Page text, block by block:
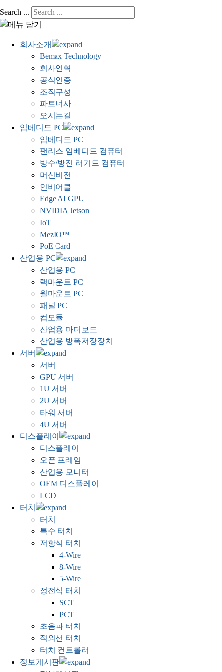
Search ...
회사소개
Bemax Technology
회사연혁
공식인증
조직구성
파트너사
오시는길
임베디드 PC
임베디드 PC
팬리스 임베디드 컴퓨터
방수/방진 러기드 컴퓨터
머신비전
인비어클
Edge AI GPU
NVIDIA Jetson
IoT
MezIO™
PoE Card
산업용 PC
산업용 PC
랙마운트 PC
월마운트 PC
패널 PC
컴모듈
산업용 마더보드
산업용 방폭저장장치
서버
서버
GPU 서버
1U 서버
2U 서버
타워 서버
4U 서버
디스플레이
디스플레이
오픈 프레임
산업용 모니터
OEM 디스플레이
LCD
터치
터치
특수 터치
저항식 터치
4-Wire
8-Wire
5-Wire
정전식 터치
SCT
PCT
초음파 터치
적외선 터치
터치 컨트롤러
정보게시판